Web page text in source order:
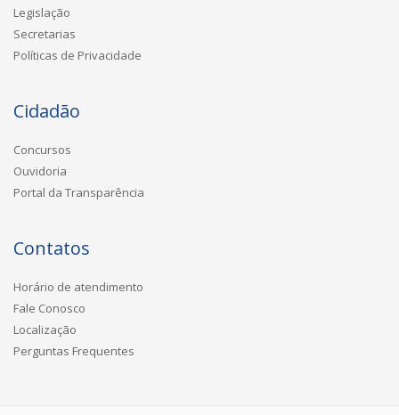
Legislação
Secretarias
Políticas de Privacidade
Cidadão
Concursos
Ouvidoria
Portal da Transparência
Contatos
Horário de atendimento
Fale Conosco
Localização
Perguntas Frequentes